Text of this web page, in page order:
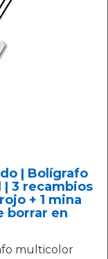
| Bolígrafo
3 recambios
+ 1 mina
borrar en
multicolor